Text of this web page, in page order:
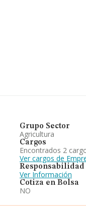
Grupo Sector
Agricultura
Cargos
Encontrados 2
Ver cargos de
Ver Información
Cotiza en Bolsa
NO